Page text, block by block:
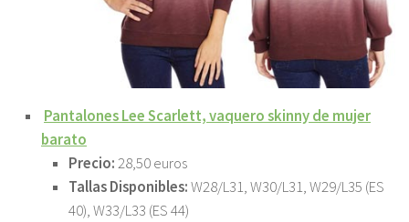
Pantalones Lee Scarlett, vaquero skinny de mujer
barato
Precio:28,50 euros
Tallas Disponibles:W28/L31, W30/L31, W29/L35 (ES
40), W33/L33 (ES 44)